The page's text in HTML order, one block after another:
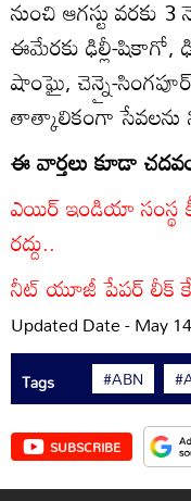
నుంచి ఆగస్టు
ఈమేరకు ఢిల్లీ-షికాగో,
షాంఘై, చెన్నై-
తాత్కాలికంగా సేవలను
ఈ వార్తలు కూడా
ఎయిర్ ఇండియా సంస్థ
రద్దు..
నీట్ యూజీ పేపర్ లీక్
Updated Date - May
Tags #ABN
SUBSCRIBE